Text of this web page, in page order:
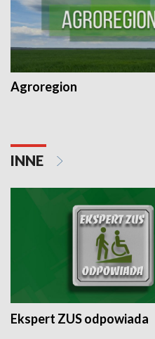
Agroregion
INNE
Ekspert ZUS odpowiada